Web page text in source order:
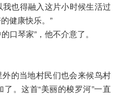
也得融入这片小时候生活过
健康快乐。”
琴家”，他不介意了。
的当地村民们也会来候鸟村
。这首“美丽的梭罗河”一直